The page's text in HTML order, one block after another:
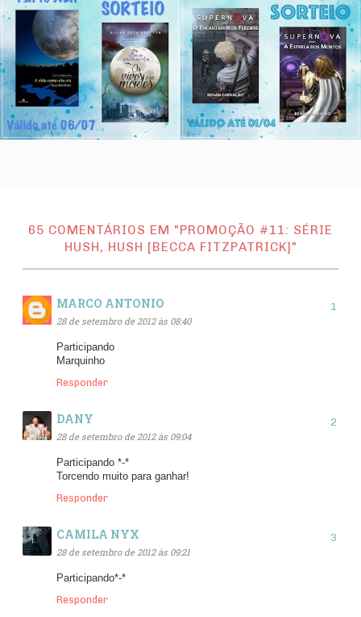
65 COMENTÁRIOS EM "PROMOÇÃO #11: SÉRIE
HUSH, HUSH [BECCA FITZPATRICK]"
MARCO ANTONIO
28 de setembro de 2012 às 08:40
Participando
Marquinho
Responder
DANY
28 de setembro de 2012 às 09:04
Participando *-*
Torcendo muito para ganhar!
Responder
CAMILA NYX
28 de setembro de 2012 às 09:21
Participando*-*
Responder